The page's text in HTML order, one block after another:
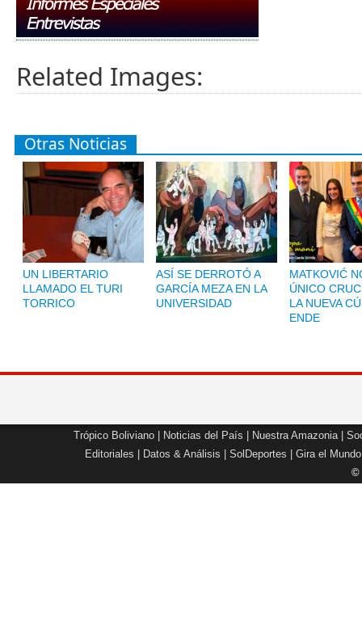
Related Images:
Otras Noticias
UN LIBERTARIO
LLAMADO EL TURI
TORRICO
ASÍ SE DERROTÓ A
GARCÍA MEZA EN LA
UNIVERSIDAD
MATKOVIĆ
ÚNICO
LA NUEVA
ENDE
Trópico Boliviano Noticias del País Nuestra Amazonia|
Editoriales
Datos & Análisis SolDeportes Gira el Mundo
©